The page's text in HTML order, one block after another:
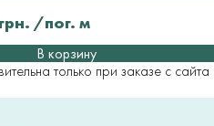
грн. /пог. м
В корзину
только при заказе с сайта